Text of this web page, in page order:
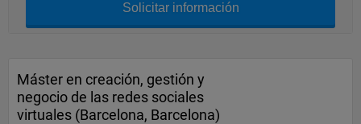
Solicitar información
Máster en creación, gestión y
negocio de las redes sociales
virtuales (Barcelona, Barcelona)